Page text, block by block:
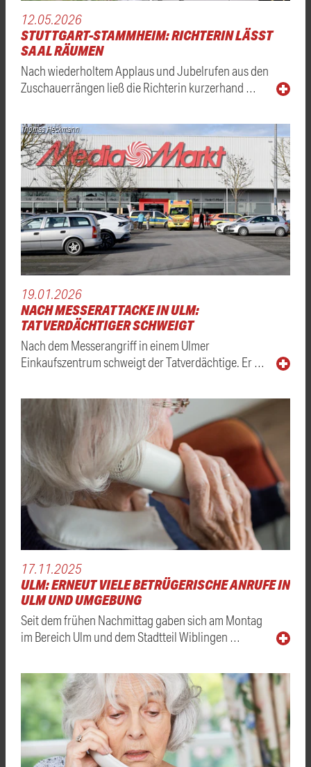
12.05.2026
STUTTGART-STAMMHEIM: RICHTERIN LÄSST
SAAL RÄUMEN
Nach wiederholtem Applaus und Jubelrufen aus den
Zuschauerrängen ließ die Richterin kurzerhand …
Thomas Heckmann
19.01.2026
NACH MESSERATTACKE IN ULM:
TATVERDÄCHTIGER SCHWEIGT
Nach dem Messerangriff in einem Ulmer
Einkaufszentrum schweigt der Tatverdächtige. Er …
17.11.2025
ULM: ERNEUT VIELE BETRÜGERISCHE ANRUFE IN
ULM UND UMGEBUNG
Seit dem frühen Nachmittag gaben sich am Montag
im Bereich Ulm und dem Stadtteil Wiblingen …